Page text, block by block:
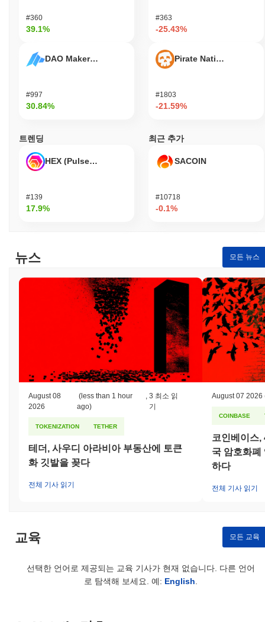
ArAIstotle은 어떻게 보안이 유지되나요?
ArAIstotle은 지분 증명(Proof of Stake, PoS) 합의 메커니즘을 사
용하여 검증자가 거래를 확인하고 네트워크의 무결성을 유지하도
의 보안과 일치시킵니다. 이 프로토콜은 인증 및 데이터 무결성을
보장하기 위해 Ed25519와 같은 고급 암호화 기술을 사용하여 무단
트워크에 기여한 대가로 스테이킹 보상을 제공합니다. 또한, 프로
토콜은 악의적인 행동이나 거래를 올바르게 검증하지 못할 경우 슬
래싱 패널티를 시행하여 부정직한 행동을 억제합니다. 보안을 더욱
스 프로세스를 수립했습니다. 다양한 클라이언트 구현도 네트워크
의 회복력을 높여 단일 실패 지점과 관련된 취약성의 위험을 줄이
ArAIstotle은 어떤 논란이나 위험에 직면했나요?
ArAIstotle은 거버넌스 모델과 의사 결정 과정에 대한 비판에 직면
한 바 있으며, 특히 2023년 초에 커뮤니티 구성원들이 투명성과 포
괄성에 대한 우려를 제기했습니다. 이는 커뮤니티 내에서 중요한
논쟁을 일으켰으며, 거버넌스 결정에서 더 명확한 소통과 민주적인
참여의 필요성을 강조했습니다. 이에 대응하여 팀은 정기적인 타운
홀 미팅과 주요 제안에 대한 투표 메커니즘 도입을 포함한 일련의
커뮤니티 참여 이니셔티브를 시행했습니다. 또한, ArAIstotle은 스
마트 계약과 관련된 잠재적 기술 위험을 해결하기 위해 적극적으로
대응해왔습니다. 2023년 중반에 실시된 정기 감사에서 여러 취약
성이 발견되어 팀은 보안을 강화하기 위한 패치를 배포했습니다.
그들은 또한 외부 개발자가 추가 문제를 식별하고 보고하도록 유도
하기 위해 버그 바운티 프로그램을 수립했습니다. ArAIstotle이 직
면한 지속적인 위험에는 시장 변동성과 규제 감시가 포함되며, 이
는 블록체인 공간에서 일반적입니다. 팀은 정기적인 감사, 이해관
계자와의 투명한 소통, 그리고 진화하는 규제 기준을 준수하겠다는
약속을 통해 이러한 위험을 지속적으로 완화하고 있습니다.
ArAIstotle (FACY) FAQ – 핵심 지표 및 시장 인
사이트
수 있습니다. 가장 활발한 플랫폼은
FACY/USDT거래
쌍은 24시간 거래량이
이상을 기록했습니다. 다른 거
다.
#360
39.1%
DAO Maker Token
#997
30.84%
#363
-25.43%
Pirate Nation Token
#1803
-21.59%
트렌딩
HEX (Pulsechain)
#139
17.9%
최근 추가
SACOIN
#10718
-0.1%
뉴스 모든 뉴스
August 08
2026
(less than 1 hour
ago)
3 최소 읽
기
TOKENIZATION TETHER
테더, 사우디 아라비아 부동산에 토큰
화 깃발을 꽂다
전체 기사 읽기
August 07 2026
COINBASE
코인베이스,
국 암호화폐
하다
전체 기사 읽기
교육 모든 교육
선택한 언어로 제공되는 교육 기사가 현재 없습니다. 다른 언어
로 탐색해 보세요. 예: English